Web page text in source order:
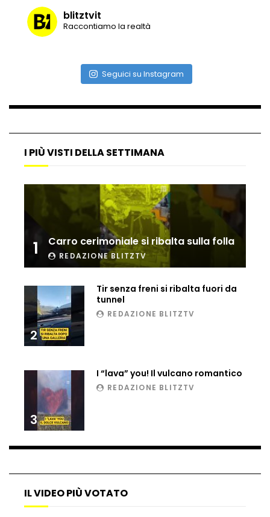
blitztvit
Raccontiamo la realtà
Seguici su Instagram
I PIÙ VISTI DELLA SETTIMANA
1 Carro cerimoniale si ribalta sulla folla
REDAZIONE BLITZTV
2
Tir senza freni si ribalta fuori da
tunnel
REDAZIONE BLITZTV
3
I “lava” you! Il vulcano romantico
REDAZIONE BLITZTV
IL VIDEO PIÙ VOTATO